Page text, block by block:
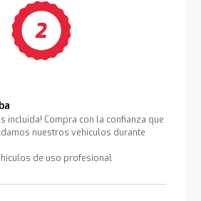
incluida! Compra con la confianza que
nuestros vehículos durante
de uso profesional